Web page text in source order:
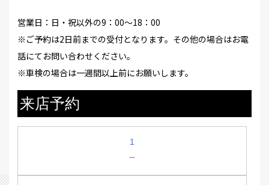
営業日：日・祝以外の9：00～18：00
※ご予約は2日前までの受付となります。その他の場合はお電
話にてお問い合わせください。
※車検の場合は一週間以上前にお願いします。
来店予約
1
－